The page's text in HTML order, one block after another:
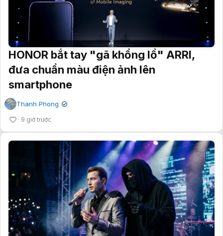
HONOR bắt tay "gã khổng lồ" ARRI,
đưa chuẩn màu điện ảnh lên
smartphone
Thanh Phong ✔
9 giờ trước